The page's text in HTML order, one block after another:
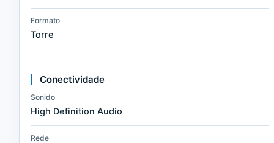
Formato
Torre
Conectividade
Sonido
High Definition Audio
Rede